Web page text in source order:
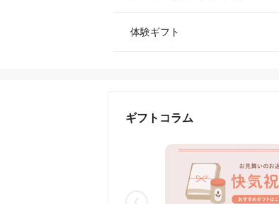
体験ギフト
ギフトコラム